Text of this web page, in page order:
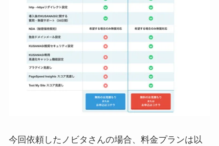
今回依頼したノビタさんの場合、料金プランは以